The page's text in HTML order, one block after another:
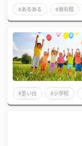
#あるある #美術館
#思い出 #小学校